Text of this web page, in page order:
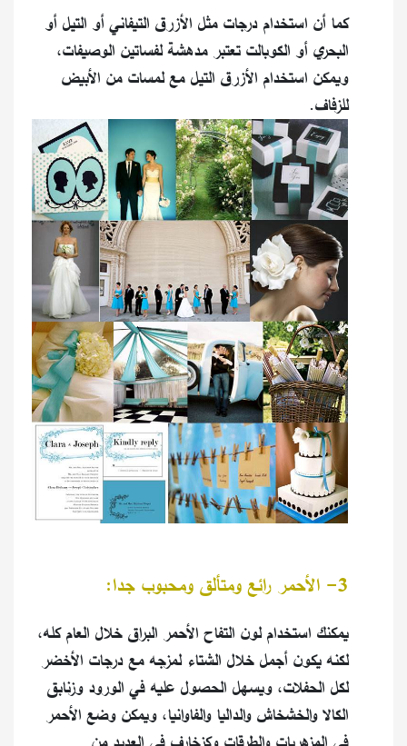
كما أن استخدام درجات مثل الأزرق التيفاني أو التيل أو
البحري أو الكوبالت تعتبر مدهشة لفساتين الوصيفات،
ويمكن استخدام الأزرق التيل مع لمسات من الأبيض
للزفاف.
3- الأحمر رائع ومتألق ومحبوب جدا:
يمكنك استخدام لون التفاح الأحمر البراق خلال العام كله،
لكنه يكون أجمل خلال الشتاء لمزجه مع درجات الأخضر
لكل الحفلات، ويسهل الحصول عليه في الورود وزنابق
الكالا والخشخاش والداليا والفاوانيا، ويمكن وضع الأحمر